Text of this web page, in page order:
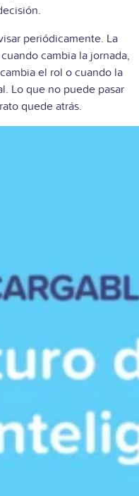
periódicamente. La
cambia la jornada,
el rol o cuando la
Lo que no puede pasar
quede atrás.